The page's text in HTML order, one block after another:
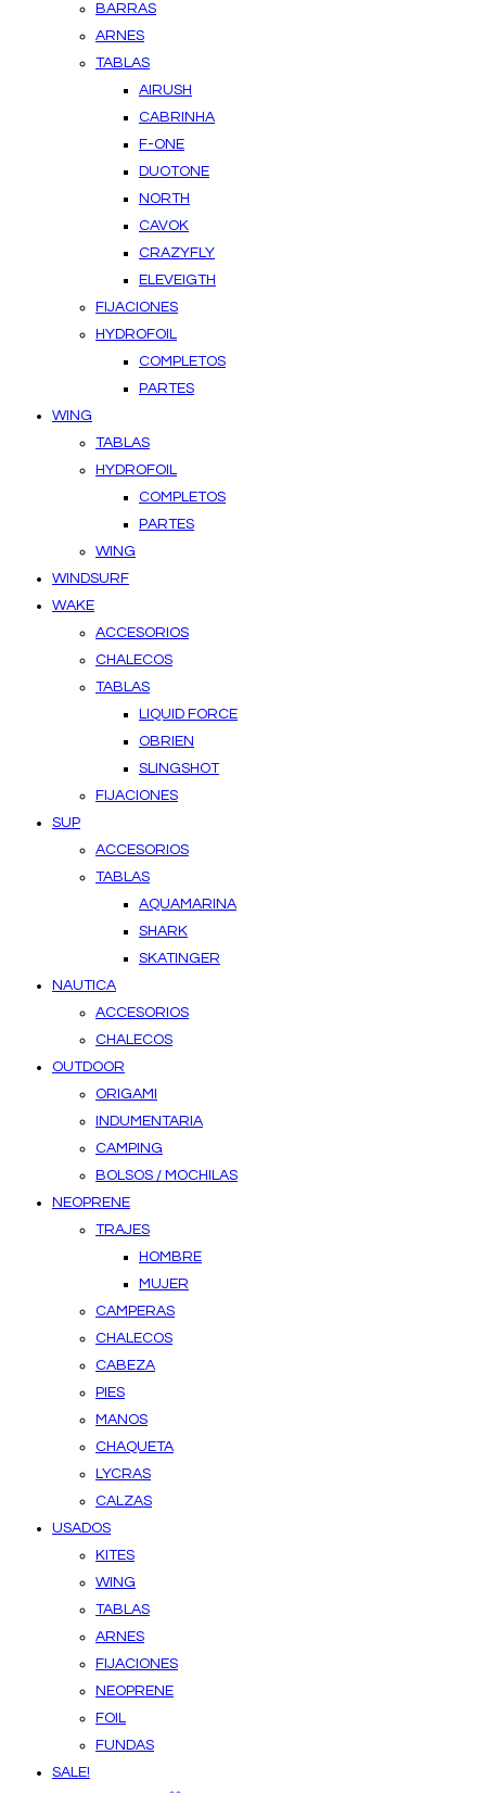
BARRAS
ARNES
TABLAS
AIRUSH
CABRINHA
F-ONE
DUOTONE
NORTH
CAVOK
CRAZYFLY
ELEVEIGTH
FIJACIONES
HYDROFOIL
COMPLETOS
PARTES
WING
TABLAS
HYDROFOIL
COMPLETOS
PARTES
WING
WINDSURF
WAKE
ACCESORIOS
CHALECOS
TABLAS
LIQUID FORCE
OBRIEN
SLINGSHOT
FIJACIONES
SUP
ACCESORIOS
TABLAS
AQUAMARINA
SHARK
SKATINGER
NAUTICA
ACCESORIOS
CHALECOS
OUTDOOR
ORIGAMI
INDUMENTARIA
CAMPING
BOLSOS / MOCHILAS
NEOPRENE
TRAJES
HOMBRE
MUJER
CAMPERAS
CHALECOS
CABEZA
PIES
MANOS
CHAQUETA
LYCRAS
CALZAS
USADOS
KITES
WING
TABLAS
ARNES
FIJACIONES
NEOPRENE
FOIL
FUNDAS
SALE!